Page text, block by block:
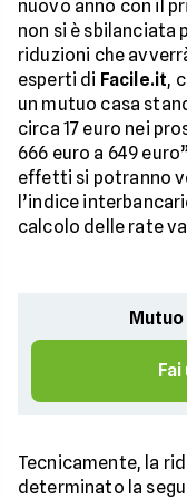
nuovo anno con il
non si è sbilanciata
riduzioni che
esperti di Facile.it,
un mutuo casa
circa 17 euro nei
666 euro a 649
effetti si potranno
l’indice
calcolo delle rate
Fai
Tecnicamente, la
determinato la